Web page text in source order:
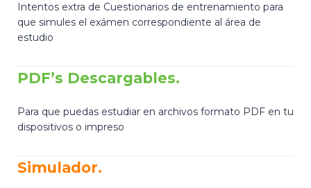
Intentos extra de Cuestionarios de entrenamiento para
que simules el exámen correspondiente al área de
estudio
PDF’s Descargables.
Para que puedas estudiar en archivos formato PDF en tu
dispositivos o impreso
Simulador.